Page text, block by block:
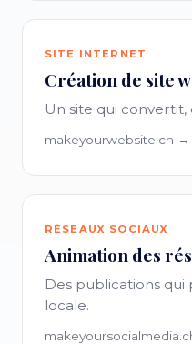
SITE INTERNET
Création de site
Un site qui
makeyourwebsite.ch →
RÉSEAUX SOCIAUX
Animation des
Des publications
locale.